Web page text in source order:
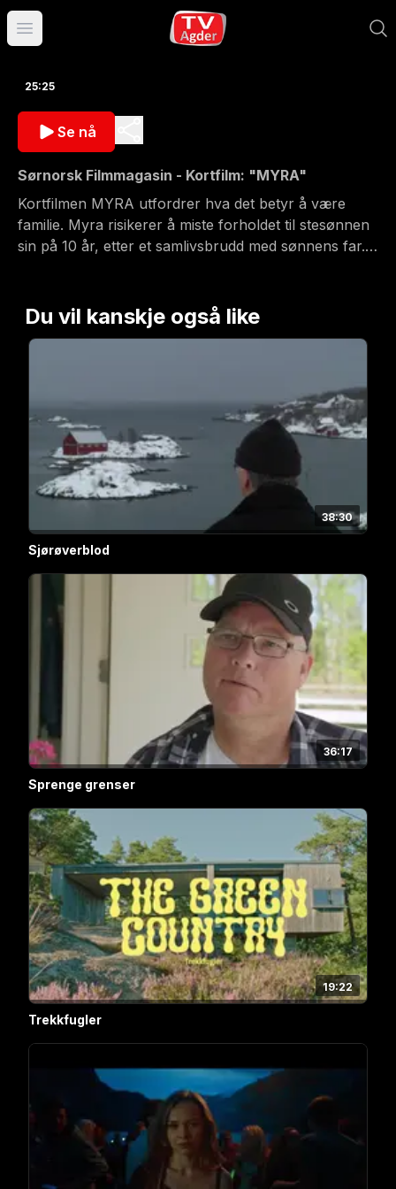
Åpne hovedmeny
25:25
Se nå
Sørnorsk Filmmagasin - Kortfilm: "MYRA"
Kortfilmen MYRA utfordrer hva det betyr å være
familie. Myra risikerer å miste forholdet til stesønnen
sin på 10 år, etter et samlivsbrudd med sønnens far.
stesønnen. Det er bare det at sønnens far ikke fikk
beskjed at de dro. Filmens setter søkelys på et fortiet
Skagerak film og støttet av Sørnorsk filmsenter.
Du vil kanskje også like
38:30
Sjørøverblod
36:17
Sprenge grenser
19:22
Trekkfugler